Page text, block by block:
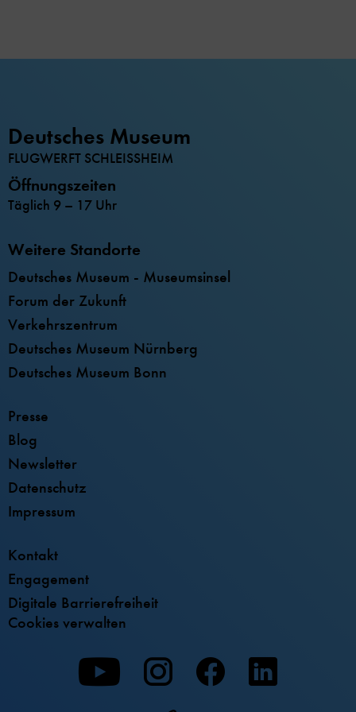
Deutsches Museum
FLUGWERFT SCHLEISSHEIM
Öffnungszeiten
Täglich 9 – 17 Uhr
Weitere Standorte
Deutsches Museum - Museumsinsel
Forum der Zukunft
Verkehrszentrum
Deutsches Museum Nürnberg
Deutsches Museum Bonn
Presse
Blog
Newsletter
Datenschutz
Impressum
Kontakt
Engagement
Digitale Barrierefreiheit
Cookies verwalten
Zu
unserer
Zu
unserer
Zu
unserer